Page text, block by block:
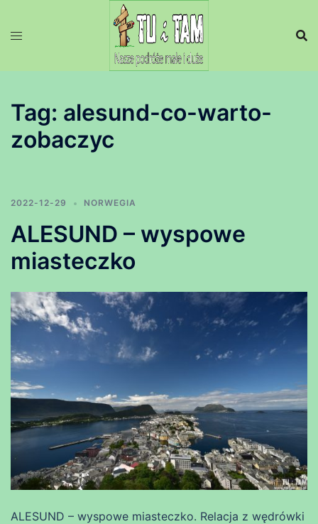
Tag: alesund-co-warto-
zobaczyc
2022-12-29 NORWEGIA
ALESUND – wyspowe
miasteczko
ALESUND – wyspowe miasteczko. Relacja z wędrówki